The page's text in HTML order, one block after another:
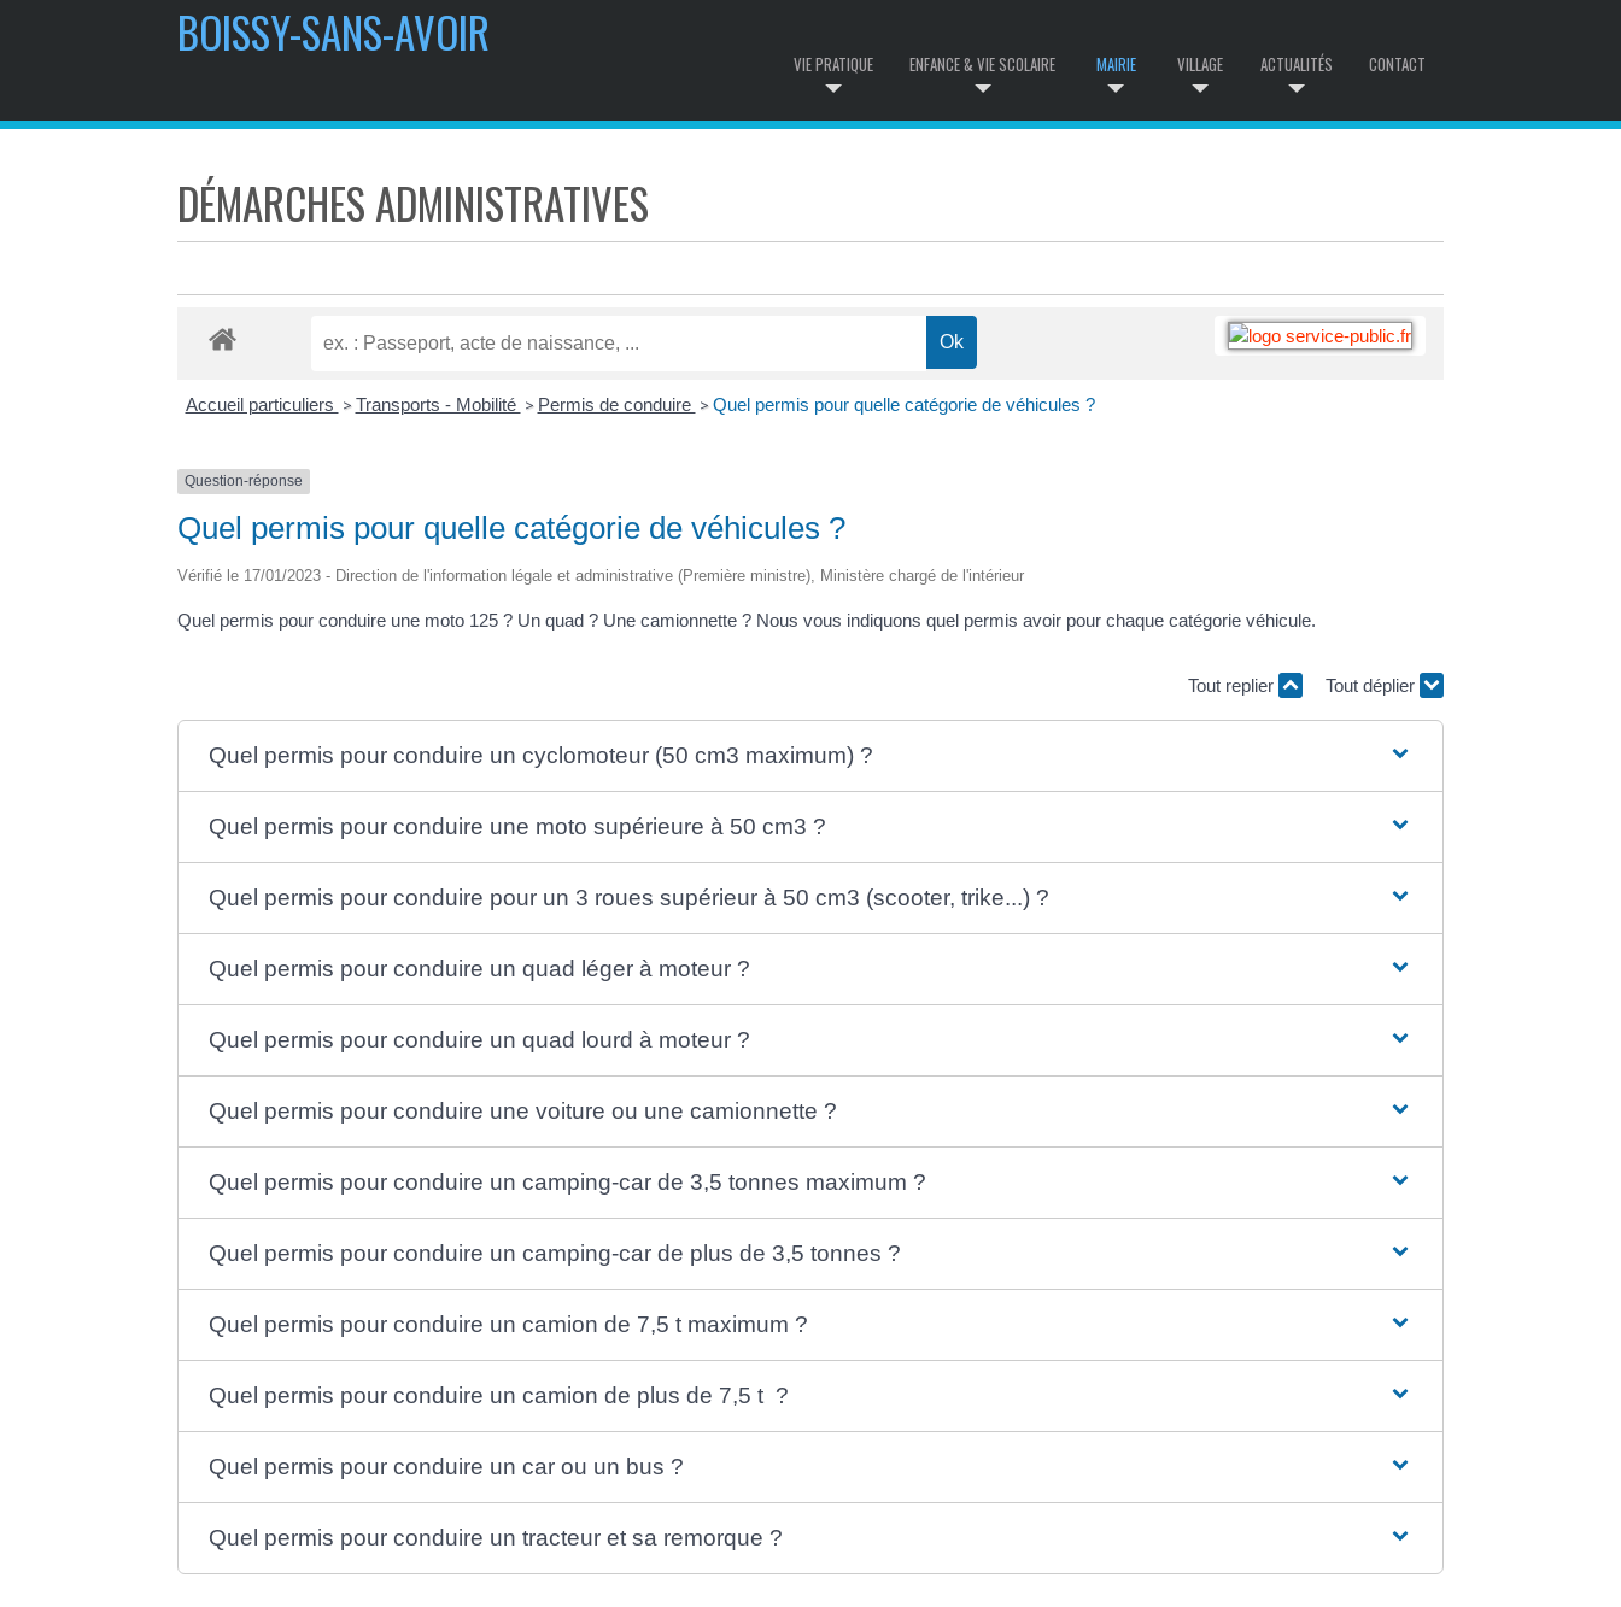
BOISSY-SANS-AVOIR
CONTACT
ACTUALITÉS
VILLAGE
MAIRIE
ENFANCE & VIE SCOLAIRE
VIE PRATIQUE
DÉMARCHES ADMINISTRATIVES
Accueil particuliers > Transports - Mobilité > Permis de conduire > Quel permis pour quelle catégorie de véhicules ?
Question-réponse
Quel permis pour quelle catégorie de véhicules ?
Vérifié le 17/01/2023 - Direction de l'information légale et administrative (Première ministre), Ministère chargé de l'intérieur
Quel permis pour conduire une moto 125 ? Un quad ? Une camionnette ? Nous vous indiquons quel permis avoir pour chaque catégorie véhicule.
Tout replier Tout déplier
Quel permis pour conduire un cyclomoteur (50 cm3 maximum) ?
Quel permis pour conduire une moto supérieure à 50 cm3 ?
Quel permis pour conduire pour un 3 roues supérieur à 50 cm3 (scooter, trike...) ?
Quel permis pour conduire un quad léger à moteur ?
Quel permis pour conduire un quad lourd à moteur ?
Quel permis pour conduire une voiture ou une camionnette ?
Quel permis pour conduire un camping-car de 3,5 tonnes maximum ?
Quel permis pour conduire un camping-car de plus de 3,5 tonnes ?
Quel permis pour conduire un camion de 7,5 t maximum ?
Quel permis pour conduire un camion de plus de 7,5 t ?
Quel permis pour conduire un car ou un bus ?
Quel permis pour conduire un tracteur et sa remorque ?